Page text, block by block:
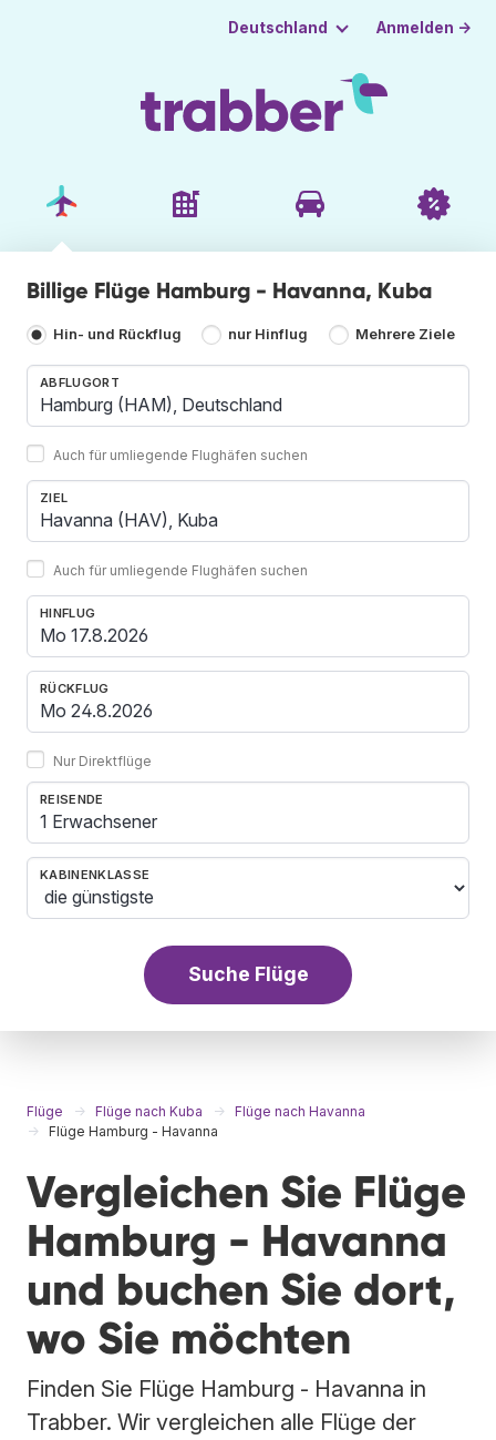
Deutschland Anmelden →
Billige Flüge Hamburg - Havanna, Kuba
Hin- und Rückflug nur Hinflug Mehrere Ziele
ABFLUGORT
Auch für umliegende Flughäfen suchen
ZIEL
Auch für umliegende Flughäfen suchen
HINFLUG
RÜCKFLUG
Nur Direktflüge
REISENDE
1 Erwachsener
KABINENKLASSE
Suche Flüge
Flüge Flüge nach Kuba
Flüge nach Havanna
Flüge Hamburg - Havanna
Vergleichen Sie Flüge
Hamburg - Havanna
und buchen Sie dort,
wo Sie möchten
Finden Sie Flüge Hamburg - Havanna in
Trabber. Wir vergleichen alle Flüge der